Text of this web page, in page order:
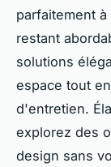
parfaitement
restant
solutions
espace tout
d'entretien.
explorez des
design sans